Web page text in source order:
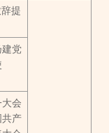
提
建党
会
产